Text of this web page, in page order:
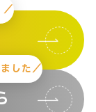
／
した／